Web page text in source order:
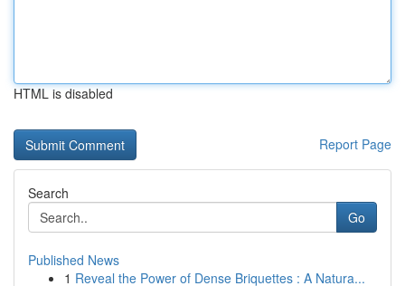
HTML is disabled
Report Page
Search
Go
Published News
1 Reveal the Power of Dense Briquettes : A Natura...